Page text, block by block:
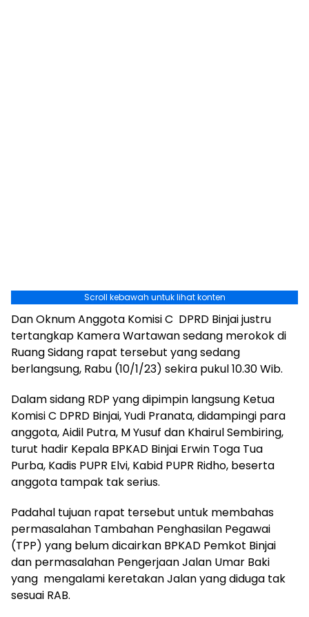
Scroll kebawah untuk lihat konten
Dan Oknum Anggota Komisi C DPRD Binjai justru
tertangkap Kamera Wartawan sedang merokok di
Ruang Sidang rapat tersebut yang sedang
berlangsung, Rabu (10/1/23) sekira pukul 10.30 Wib.
Dalam sidang RDP yang dipimpin langsung Ketua
Komisi C DPRD Binjai, Yudi Pranata, didampingi para
anggota, Aidil Putra, M Yusuf dan Khairul Sembiring,
turut hadir Kepala BPKAD Binjai Erwin Toga Tua
Purba, Kadis PUPR Elvi, Kabid PUPR Ridho, beserta
anggota tampak tak serius.
Padahal tujuan rapat tersebut untuk membahas
permasalahan Tambahan Penghasilan Pegawai
(TPP) yang belum dicairkan BPKAD Pemkot Binjai
dan permasalahan Pengerjaan Jalan Umar Baki
yang mengalami keretakan Jalan yang diduga tak
sesuai RAB.